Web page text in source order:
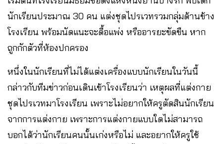
นักเรียนประมาณ 30 คน แต่งชุดไปรเวทรวมกลุ่มด้านข้าง
โรงเรียน พร้อมนัดแนะจะดื้อแพ่ง หรืออารยะขัดขืน หาก
ถูกกักตัวที่ห้องปกครอง
หนึ่งในนักเรียนที่ไม่ได้แต่งเครื่องแบบนักเรียนในวันนี้
กล่าวกับทีมข่าวก่อนเดินเข้าโรงเรียนว่า เหตุผลที่แต่งกาย
ชุดไปรเวทมาโรงเรียน เพราะไม่อยากให้ครูตัดสินนักเรียน
จากการแต่งกาย เพราะการแต่งกายแบบใดไม่สามารถ
บอกได้ว่านักเรียนคนนั้นเก่งหรือไม่ และอยากให้ครูใช้